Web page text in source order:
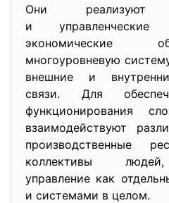
Они реализуют
и
экономические
многоуровневую
внешние и
связи. Для
функционирования
взаимодействуют
производственные
коллективы
управление как
и системами в целом.